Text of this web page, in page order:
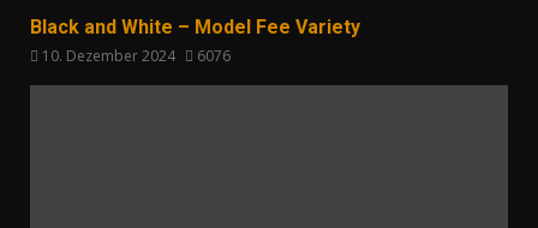
Black and White – Model Fee Variety
10. Dezember 2024 6076